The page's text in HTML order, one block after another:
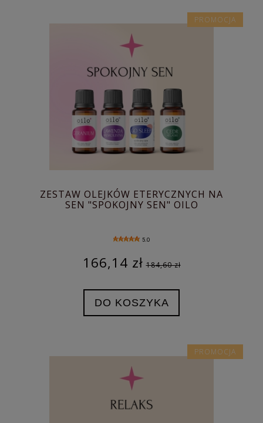
ZESTAW OLEJKÓW ETERYCZNYCH NA
SEN "SPOKOJNY SEN" OILO
5.0
166,14 zł 184,60 zł
DO KOSZYKA
PROMOCJA
PROMOCJA